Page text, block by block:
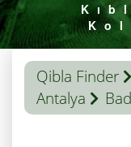
Qibla Finder
Antalya